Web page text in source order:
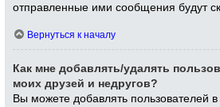
отправленные ими сообщения будут
Вернуться к началу
Как мне добавлять/удалять
моих друзей и недругов?
Вы можете добавлять пользователей